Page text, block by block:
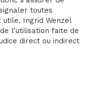
toutes
utile. Ingrid Wenzel
l'utilisation faite de
direct ou indirect